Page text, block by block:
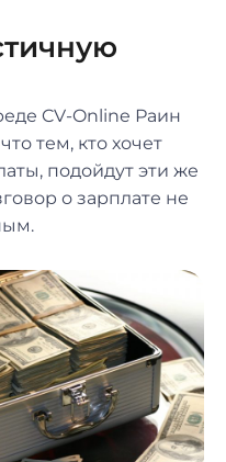
CV-Online Раин
тем, кто хочет
подойдут эти же
о зарплате не